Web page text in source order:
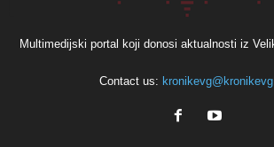
Multimedijski portal koji donosi aktualnosti iz
Contact us: